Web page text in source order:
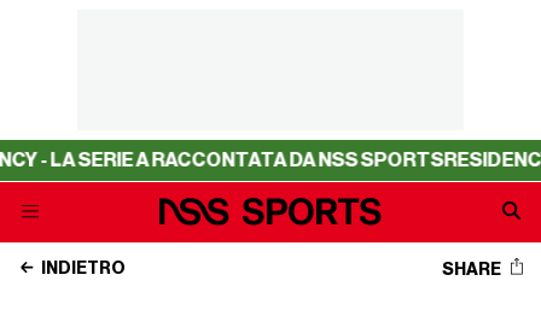
SERIE A RACCONTATA DA NSS SPORTSRESIDENCY - LA
INDIETRO SHARE